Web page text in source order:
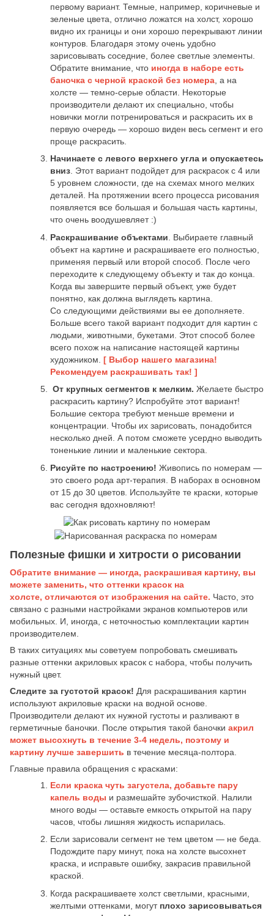
первому вариант. Темные, например, коричневые и
зеленые цвета, отлично ложатся на холст, хорошо
видно их границы и они хорошо перекрывают линии
контуров. Благодаря этому очень удобно
зарисовывать соседние, более светлые элементы.
Обратите внимание, что иногда в наборе есть
баночка с черной краской без номера , а на
холсте — темно-серые области. Некоторые
производители делают их специально, чтобы
новички могли потренироваться и раскрасить их в
первую очередь — хорошо виден весь сегмент и его
проще раскрасить.
Начинаете с левого верхнего угла и опускаетесь
вниз. Этот вариант подойдет для раскрасок с 4 или
5 уровнем сложности, где на схемах много мелких
деталей. На протяжении всего процесса рисования
появляется все большая и большая часть картины,
что очень воодушевляет :)
Раскрашивание объектами . Выбираете главный
объект на картине и раскрашиваете его полностью,
применяя первый или второй способ. После чего
переходите к следующему объекту и так до конца.
Когда вы завершите первый объект, уже будет
понятно, как должна выглядеть картина.
Со следующими действиями вы ее дополняете.
Больше всего такой вариант подходит для картин с
людьми, животными, букетами. Этот способ более
всего похож на написание настоящей картины
художником. [ Выбор нашего магазина!
Рекомендуем раскрашивать так! ]
От крупных сегментов к мелким. Желаете быстро
раскрасить картину? Испробуйте этот вариант!
Большие сектора требуют меньше времени и
концентрации. Чтобы их зарисовать, понадобится
несколько дней. А потом сможете усердно выводить
тоненькие линии и маленькие сектора.
Рисуйте по настроению! Живопись по номерам —
это своего рода арт-терапия. В наборах в основном
от 15 до 30 цветов. Используйте те краски, которые
вас сегодня вдохновляют!
Полезные фишки и хитрости о рисовании
Обратите внимание — иногда, раскрашивая картину, вы
можете заменить, что оттенки красок на
холсте, отличаются от изображения на сайте. Часто, это
связано с разными настройками экранов компьютеров или
мобильных. И, иногда, с неточностью комплектации картин
производителем.
В таких ситуациях мы советуем попробовать смешивать
разные оттенки акриловых красок с набора, чтобы получить
нужный цвет.
Следите за густотой красок! Для раскрашивания картин
используют акриловые краски на водной основе.
Производители делают их нужной густоты и разливают в
герметичные баночки. После открытия такой баночки акрил
может высохнуть в течение 3-4 недель, поэтому и
картину лучше завершить в течение месяца-полтора.
Главные правила обращения с красками:
Если краска чуть загустела, добавьте пару
капель воды и размешайте зубочисткой. Налили
много воды — оставьте емкость открытой на пару
часов, чтобы лишняя жидкость испарилась.
Если зарисовали сегмент не тем цветом — не беда.
Подождите пару минут, пока на холсте высохнет
краска, и исправьте ошибку, закрасив правильной
краской.
Когда раскрашиваете холст светлыми, красными,
желтыми оттенками, могут плохо зарисовываться